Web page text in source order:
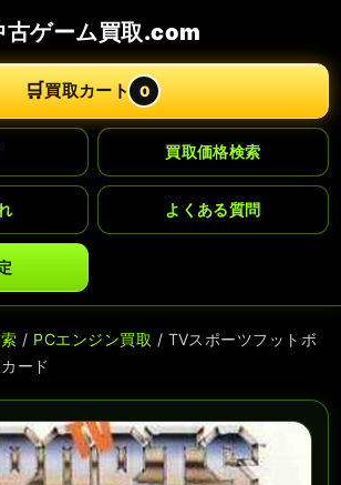
古ゲーム買取.com
🛒買取カート 0
買取価格検索
よくある質問
/ PCエンジン買取 / TVスポーツフットボ
ード